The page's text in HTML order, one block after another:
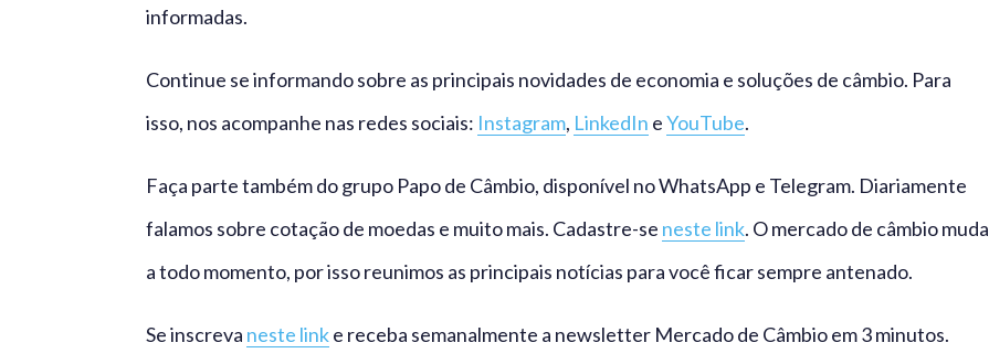
informadas.
Continue se informando sobre as principais novidades de economia e soluções de câmbio. Para
isso, nos acompanhe nas redes sociais: Instagram, LinkedIn eYouTube.
Faça parte também do grupo Papo de Câmbio, disponível no WhatsApp e Telegram. Diariamente
falamos sobre cotação de moedas e muito mais. Cadastre-se neste link. O mercado de câmbio muda
a todo momento, por isso reunimos as principais notícias para você ficar sempre antenado.
Se inscreva neste linke receba semanalmente a newsletter Mercado de Câmbio em 3 minutos.